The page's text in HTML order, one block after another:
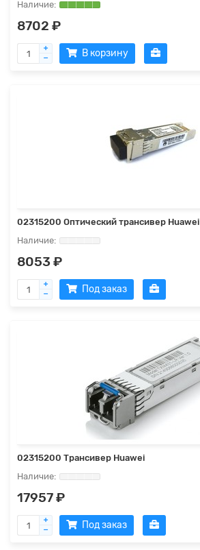
8702 ₽
В корзину
02315200 Оптический трансивер Huawei
8053 ₽
Под заказ
02315200 Трансивер Huawei
17957 ₽
Под заказ